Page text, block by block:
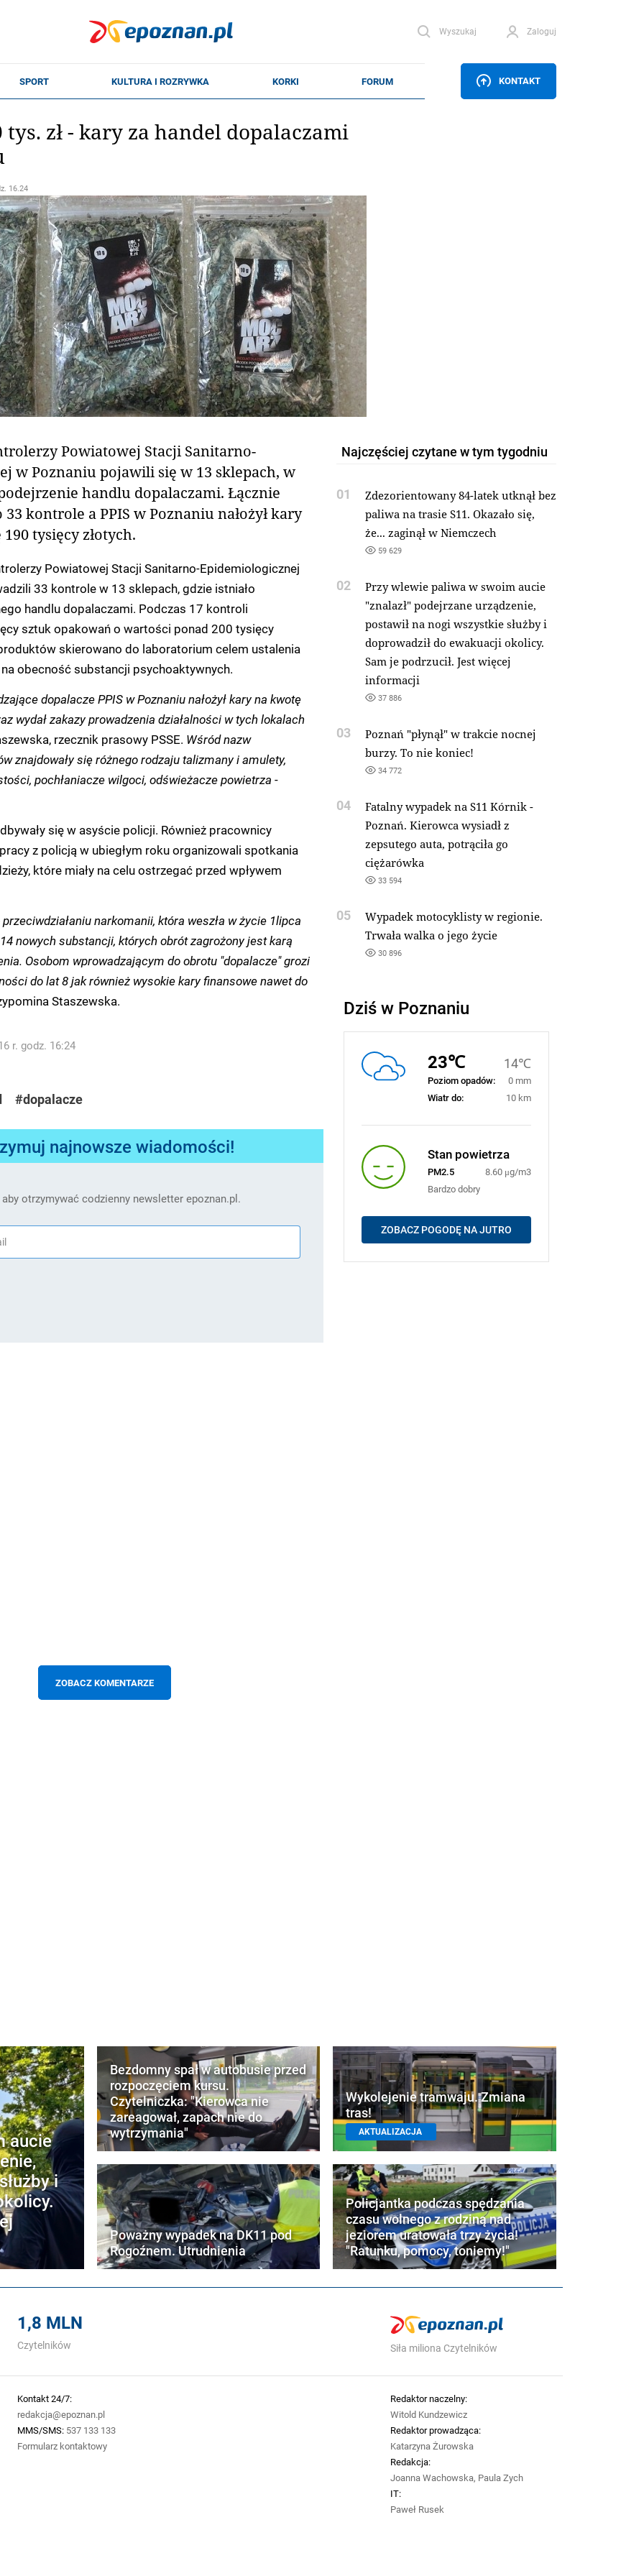
Wyszukaj Zaloguj
KONTAKT
tys. zł - kary za handel dopalaczami
16.24
Powiatowej Stacji Sanitarno-
w Poznaniu pojawili się w 13 sklepach, w
handlu dopalaczami. Łącznie
kontrole a PPIS w Poznaniu nałożył kary
tysięcy złotych.
Powiatowej Stacji Sanitarno-Epidemiologicznej
33 kontrole w 13 sklepach, gdzie istniało
handlu dopalaczami. Podczas 17 kontroli
sztuk opakowań o wartości ponad 200 tysięcy
skierowano do laboratorium celem ustalenia
obecność substancji psychoaktywnych.
dopalacze PPIS w Poznaniu nałożył kary na kwotę
wydał zakazy prowadzenia działalności w tych lokalach
rzecznik prasowy PSSE. Wśród nazw
znajdowały się różnego rodzaju talizmany i amulety,
pochłaniacze wilgoci, odświeżacze powietrza -
się w asyście policji. Również pracownicy
z policją w ubiegłym roku organizowali spotkania
które miały na celu ostrzegać przed wpływem
narkomanii, która weszła w życie 1lipca
nowych substancji, których obrót zagrożony jest karą
Osobom wprowadzającym do obrotu "dopalacze" grozi
do lat 8 jak również wysokie kary finansowe nawet do
Staszewska.
r. godz. 16:24
#dopalacze
najnowsze wiadomości!
otrzymywać codzienny newsletter epoznan.pl.
ZOBACZ KOMENTARZE
Najczęściej czytane w tym tygodniu
01
Zdezorientowany 84-latek utknął bez
paliwa na trasie S11. Okazało się,
że... zaginął w Niemczech
59 629
02
Przy wlewie paliwa w swoim aucie
"znalazł" podejrzane urządzenie,
postawił na nogi wszystkie służby i
doprowadził do ewakuacji okolicy.
Sam je podrzucił. Jest więcej
informacji
37 886
03
Poznań "płynął" w trakcie nocnej
burzy. To nie koniec!
34 772
04
Fatalny wypadek na S11 Kórnik -
Poznań. Kierowca wysiadł z
zepsutego auta, potrąciła go
ciężarówka
33 594
05
Wypadek motocyklisty w regionie.
Trwała walka o jego życie
30 896
Dziś w Poznaniu
23℃ 14℃
Poziom opadów:
0 mm
Wiatr do:
10 km
Stan powietrza
PM2.5
8.60 μg/m3
Bardzo dobry
ZOBACZ POGODĘ NA JUTRO
aucie
i
Bezdomny spał w autobusie przed
rozpoczęciem kursu.
Czytelniczka: "Kierowca nie
zareagował, zapach nie do
wytrzymania"
Poważny wypadek na DK11 pod
Rogoźnem. Utrudnienia
Wykolejenie tramwaju. Zmiana
tras!
AKTUALIZACJA
Policjantka podczas spędzania
czasu wolnego z rodziną nad
jeziorem uratowała trzy życia!
"Ratunku, pomocy, toniemy!"
1,8 MLN
Czytelników Siła miliona Czytelników
Kontakt 24/7:
redakcja@epoznan.pl
MMS/SMS: 537 133 133
Formularz kontaktowy
Redaktor naczelny:
Witold Kundzewicz
Redaktor prowadząca:
Katarzyna Żurowska
Redakcja:
Joanna Wachowska, Paula Zych
IT:
Paweł Rusek